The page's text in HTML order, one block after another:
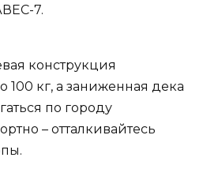
7.
конструкция
100 кг, а заниженная дека
по городу
– отталкивайтесь